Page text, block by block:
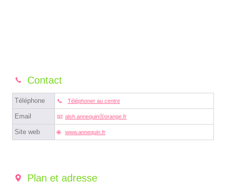
Contact
Téléphone Téléphoner au centre
Email alsh.annequinⓐorange.fr
Site web www.annequin.fr
Plan et adresse